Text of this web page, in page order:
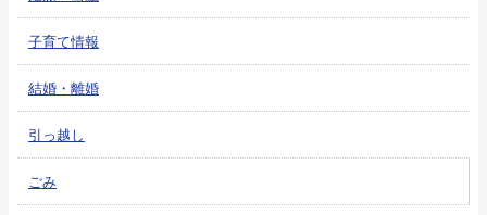
子育て情報
結婚・離婚
引っ越し
ごみ